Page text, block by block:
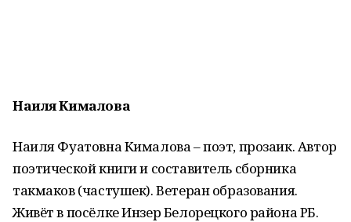
Наиля Кималова
Наиля Фуатовна Кималова – поэт, прозаик. Автор
поэтической книги и составитель сборника
такмаков (частушек). Ветеран образования.
Живёт в посёлке Инзер Белорецкого района РБ.